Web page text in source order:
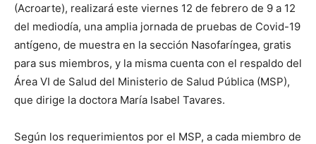
(Acroarte), realizará este viernes 12 de febrero de 9 a 12
del mediodía, una amplia jornada de pruebas de Covid-19
antígeno, de muestra en la sección Nasofaríngea, gratis
para sus miembros, y la misma cuenta con el respaldo del
Área VI de Salud del Ministerio de Salud Pública (MSP),
que dirige la doctora María Isabel Tavares.
Según los requerimientos por el MSP, a cada miembro de